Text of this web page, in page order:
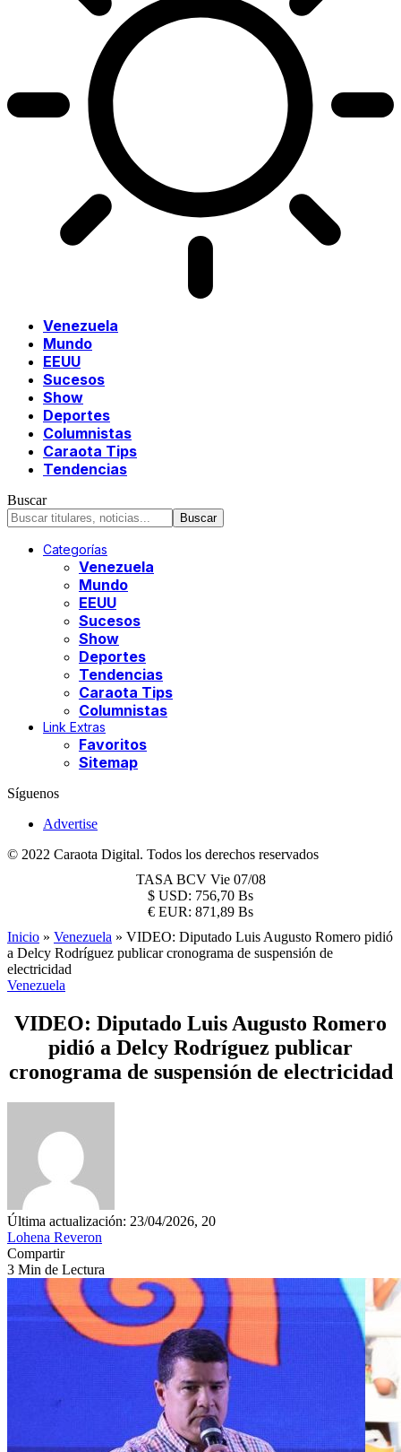
Venezuela
Mundo
EEUU
Sucesos
Show
Deportes
Columnistas
Caraota Tips
Tendencias
Buscar
Categorías
Venezuela
Mundo
EEUU
Sucesos
Show
Deportes
Tendencias
Caraota Tips
Columnistas
Link Extras
Favoritos
Sitemap
Síguenos
Advertise
© 2022 Caraota Digital. Todos los derechos reservados
TASA BCV Vie 07/08
$ USD: 756,70 Bs
€ EUR: 871,89 Bs
Inicio » Venezuela » VIDEO: Diputado Luis Augusto Romero pidió
a Delcy Rodríguez publicar cronograma de suspensión de
electricidad
Venezuela
VIDEO: Diputado Luis Augusto Romero
pidió a Delcy Rodríguez publicar
cronograma de suspensión de electricidad
Última actualización: 23/04/2026, 20
Lohena Reveron
Compartir
3 Min de Lectura